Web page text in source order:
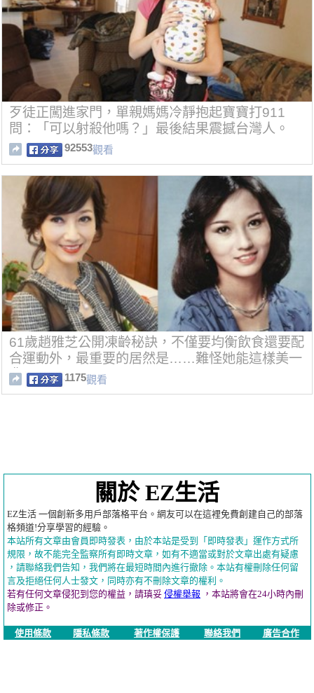
歹徒正闖進家門，單親媽媽冷靜抱起寶寶打911
問：「可以射殺他嗎？」最後結果震撼台灣人。
92553觀看
61歲趙雅芝公開凍齡秘訣，不僅要均衡飲食還要配
合運動外，最重要的居然是……難怪她能這樣美一
輩子！
1175觀看
關於 EZ生活
EZ生活 一個創新多用戶部落格平台。網友可以在這裡免費創建自己的部落
格頻道!分享學習的經驗。
本站所有文章由會員即時發表，由於本站是受到「即時發表」運作方式所
規限，故不能完全監察所有即時文章，如有不適當或對於文章出處有疑慮
，請聯絡我們告知，我們將在最短時間內進行撤除。本站有權刪除任何留
言及拒絕任何人士發文，同時亦有不刪除文章的權利。
若有任何文章侵犯到您的權益，請瑱妥 侵權舉報 ，本站將會在24小時內刪
除或修正。
使用條款 隱私條款 著作權保護 聯絡我們 廣告合作